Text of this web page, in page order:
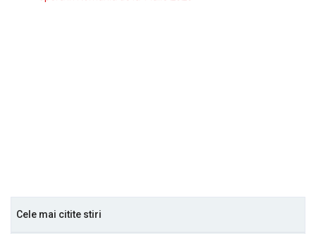
Cele mai citite stiri